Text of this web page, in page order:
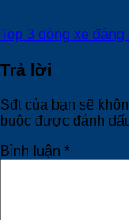
Top 3 dòng xe
Trả lời
Sđt của bạn sẽ
buộc được đánh
Bình luận *